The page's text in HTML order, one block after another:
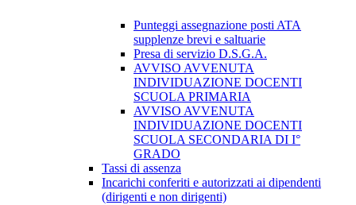
Punteggi assegnazione posti ATA
supplenze brevi e saltuarie
Presa di servizio D.S.G.A.
AVVISO AVVENUTA
INDIVIDUAZIONE DOCENTI
SCUOLA PRIMARIA
AVVISO AVVENUTA
INDIVIDUAZIONE DOCENTI
SCUOLA SECONDARIA DI I°
GRADO
Tassi di assenza
Incarichi conferiti e autorizzati ai dipendenti
(dirigenti e non dirigenti)